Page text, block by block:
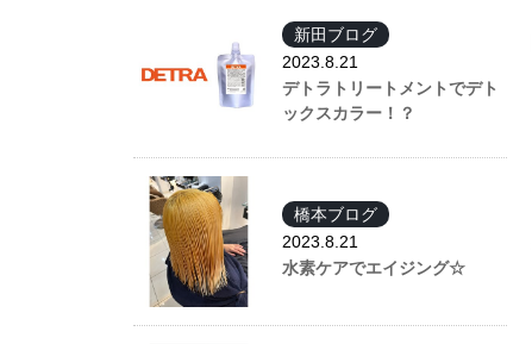
新田ブログ
2023.8.21
デトラトリートメントでデト
ックスカラー！？
橋本ブログ
2023.8.21
水素ケアでエイジング☆